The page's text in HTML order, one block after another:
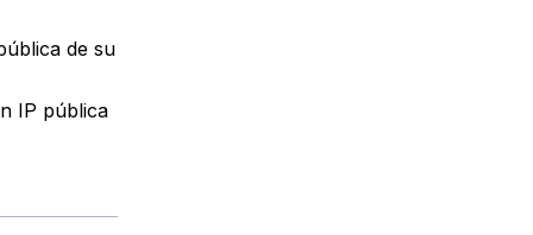
de su
IP pública